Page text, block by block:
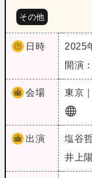
その他
日時
2025
開演
会場 東京｜
出演
塩谷
井上